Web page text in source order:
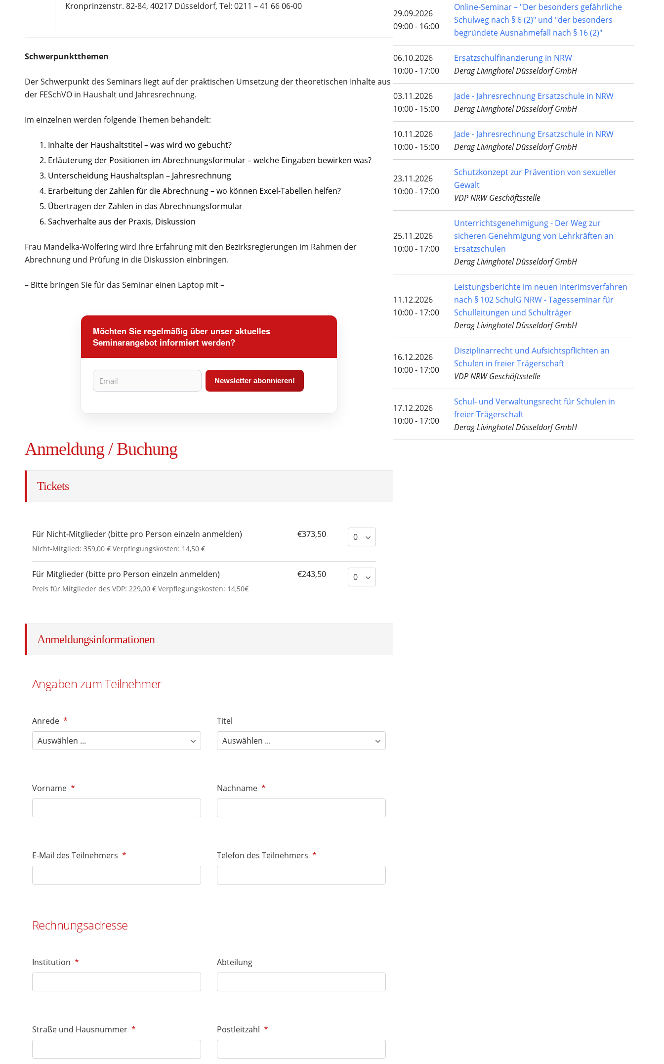
Kronprinzenstr. 82-84, 40217 Düsseldorf, Tel: 0211 – 41 66 06-00
Schwerpunktthemen
Der Schwerpunkt des Seminars liegt auf der praktischen Umsetzung der theoretischen Inhalte aus
der FESchVO in Haushalt und Jahresrechnung.
Im einzelnen werden folgende Themen behandelt:
Inhalte der Haushaltstitel – was wird wo gebucht?
Erläuterung der Positionen im Abrechnungsformular – welche Eingaben bewirken was?
Unterscheidung Haushaltsplan – Jahresrechnung
Erarbeitung der Zahlen für die Abrechnung – wo können Excel-Tabellen helfen?
Übertragen der Zahlen in das Abrechnungsformular
Sachverhalte aus der Praxis, Diskussion
Frau Mandelka-Wolfering wird ihre Erfahrung mit den Bezirksregierungen im Rahmen der
Abrechnung und Prüfung in die Diskussion einbringen.
– Bitte bringen Sie für das Seminar einen Laptop mit –
Möchten Sie regelmäßig über unser aktuelles
Seminarangebot informiert werden?
Anmeldung / Buchung
Tickets
Für Nicht-Mitglieder (bitte pro Person einzeln anmelden)
Nicht-Mitglied: 359,00 € Verpflegungskosten: 14,50 €
€373,50
Für Mitglieder (bitte pro Person einzeln anmelden)
Preis für Mitglieder des VDP: 229,00 € Verpflegungskosten: 14,50€
€243,50
Anmeldungsinformationen
Angaben zum Teilnehmer
Anrede * Titel
Vorname * Nachname *
E-Mail des Teilnehmers * Telefon des Teilnehmers *
Rechnungsadresse
Institution * Abteilung
Straße und Hausnummer * Postleitzahl *
29.09.2026
09:00 - 16:00
Online-Seminar – "Der besonders gefährliche
Schulweg nach § 6 (2)" und "der besonders
begründete Ausnahmefall nach § 16 (2)"
06.10.2026
10:00 - 17:00
Ersatzschulfinanzierung in NRW
Derag Livinghotel Düsseldorf GmbH
03.11.2026
10:00 - 15:00
Jade - Jahresrechnung Ersatzschule in NRW
Derag Livinghotel Düsseldorf GmbH
10.11.2026
10:00 - 15:00
Jade - Jahresrechnung Ersatzschule in NRW
Derag Livinghotel Düsseldorf GmbH
23.11.2026
10:00 - 17:00
Schutzkonzept zur Prävention von sexueller
Gewalt
VDP NRW Geschäftsstelle
25.11.2026
10:00 - 17:00
Unterrichtsgenehmigung - Der Weg zur
sicheren Genehmigung von Lehrkräften an
Ersatzschulen
Derag Livinghotel Düsseldorf GmbH
11.12.2026
10:00 - 17:00
Leistungsberichte im neuen Interimsverfahren
nach § 102 SchulG NRW - Tagesseminar für
Schulleitungen und Schulträger
Derag Livinghotel Düsseldorf GmbH
16.12.2026
10:00 - 17:00
Disziplinarrecht und Aufsichtspflichten an
Schulen in freier Trägerschaft
VDP NRW Geschäftsstelle
17.12.2026
10:00 - 17:00
Schul- und Verwaltungsrecht für Schulen in
freier Trägerschaft
Derag Livinghotel Düsseldorf GmbH